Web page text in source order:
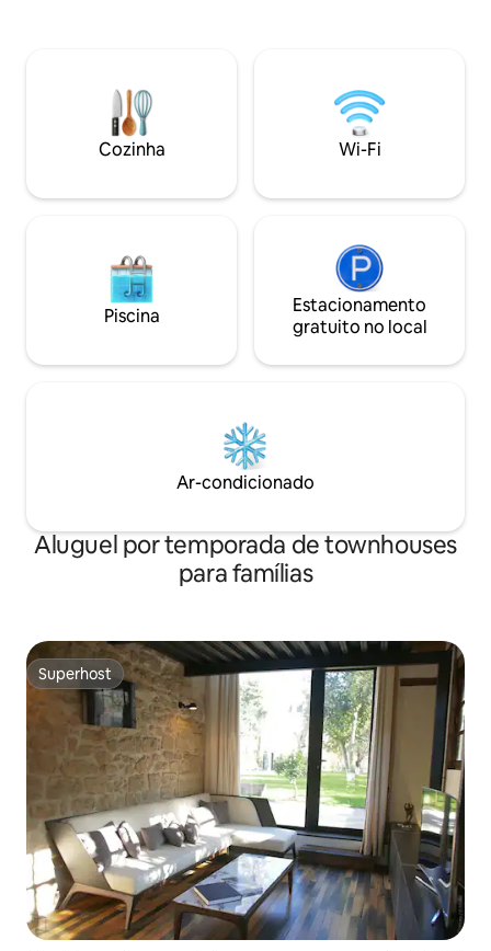
roupas + Secadora ・Berço e cadeira ・
Perto de restaurantes e lojas a menos de
100 metros 〉Reserve esta casa de joias
para experimentar o melhor de Paris !
com móveis de jardim.
conforto, a
climatizada.
Cozinha Wi-Fi
Piscina
Estacionamento
gratuito no local
Ar-condicionado
Aluguel por temporada de townhouses
para famílias
Superhost
Superhost